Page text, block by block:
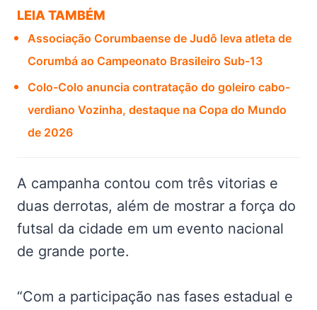
LEIA TAMBÉM
Associação Corumbaense de Judô leva atleta de
Corumbá ao Campeonato Brasileiro Sub-13
Colo-Colo anuncia contratação do goleiro cabo-
verdiano Vozinha, destaque na Copa do Mundo
de 2026
A campanha contou com três vitorias e
duas derrotas, além de mostrar a força do
futsal da cidade em um evento nacional
de grande porte.
“Com a participação nas fases estadual e